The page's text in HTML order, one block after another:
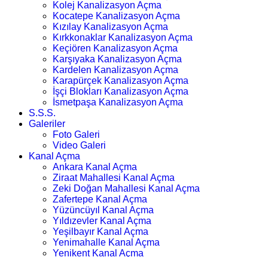
Kolej Kanalizasyon Açma
Kocatepe Kanalizasyon Açma
Kızılay Kanalizasyon Açma
Kırkkonaklar Kanalizasyon Açma
Keçiören Kanalizasyon Açma
Karşıyaka Kanalizasyon Açma
Kardelen Kanalizasyon Açma
Karapürçek Kanalizasyon Açma
İşçi Blokları Kanalizasyon Açma
İsmetpaşa Kanalizasyon Açma
S.S.S.
Galeriler
Foto Galeri
Video Galeri
Kanal Açma
Ankara Kanal Açma
Ziraat Mahallesi Kanal Açma
Zeki Doğan Mahallesi Kanal Açma
Zafertepe Kanal Açma
Yüzüncüyıl Kanal Açma
Yıldızevler Kanal Açma
Yeşilbayır Kanal Açma
Yenimahalle Kanal Açma
Yenikent Kanal Açma